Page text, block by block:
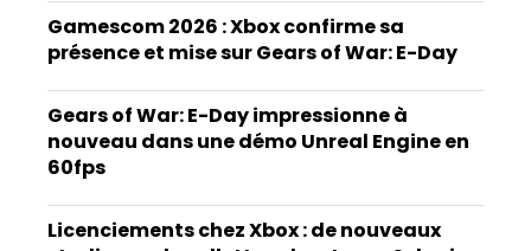
Gamescom 2026 : Xbox confirme sa
présence et mise sur Gears of War: E-Day
Gears of War: E-Day impressionne à
nouveau dans une démo Unreal Engine en
60fps
Licenciements chez Xbox : de nouveaux